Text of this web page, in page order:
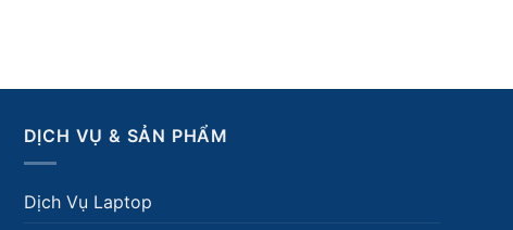
DỊCH VỤ & SẢN PHẨM
Dịch Vụ Laptop